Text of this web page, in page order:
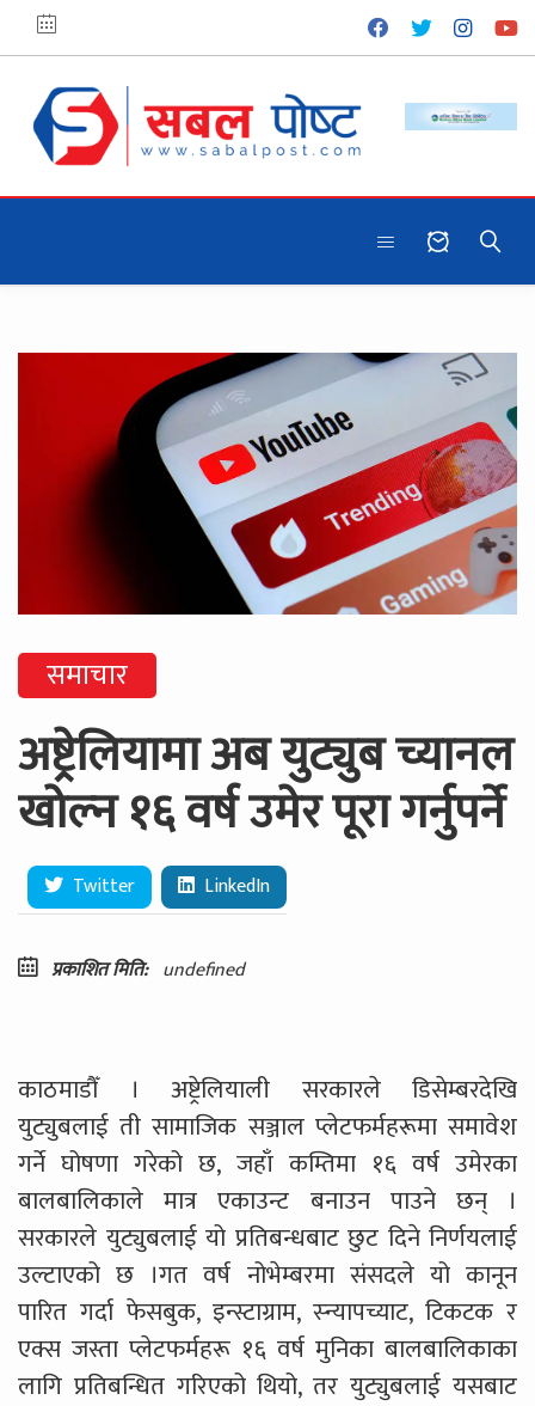
समाचार
अष्ट्रेलियामा अब युट्युब च्यानल
खोल्न १६ वर्ष उमेर पूरा गर्नुपर्ने
Twitter LinkedIn
प्रकाशित मिति: undefined
काठमाडौँ । अष्ट्रेलियाली सरकारले डिसेम्बरदेखि
युट्युबलाई ती सामाजिक सञ्जाल प्लेटफर्महरूमा समावेश
गर्ने घोषणा गरेको छ, जहाँ कम्तिमा १६ वर्ष उमेरका
बालबालिकाले मात्र एकाउन्ट बनाउन पाउने छन् ।
सरकारले युट्युबलाई यो प्रतिबन्धबाट छुट दिने निर्णयलाई
उल्टाएको छ ।गत वर्ष नोभेम्बरमा संसदले यो कानून
पारित गर्दा फेसबुक, इन्स्टाग्राम, स्न्यापच्याट, टिकटक र
एक्स जस्ता प्लेटफर्महरू १६ वर्ष मुनिका बालबालिकाका
लागि प्रतिबन्धित गरिएको थियो, तर युट्युबलाई यसबाट